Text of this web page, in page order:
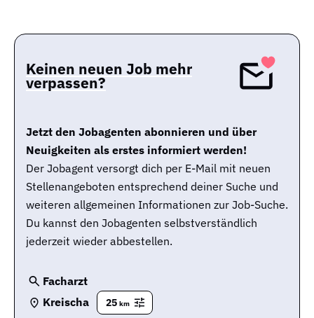
Keinen neuen Job mehr
verpassen?
Jetzt den Jobagenten abonnieren und über
Neuigkeiten als erstes informiert werden!
Der Jobagent versorgt dich per E-Mail mit neuen
Stellenangeboten entsprechend deiner Suche und
weiteren allgemeinen Informationen zur Job-Suche.
Du kannst den Jobagenten selbstverständlich
jederzeit wieder abbestellen.
Facharzt
Kreischa
25 km